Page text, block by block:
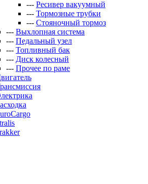
--- Ресивер вакуумный
--- Тормозные трубки
--- Стояночный тормоз
--- Выхлопная система
--- Педальный узел
--- Топливный бак
--- Диск колесный
--- Прочее по раме